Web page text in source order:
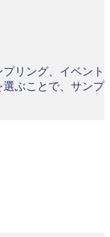
リング、イベント
ぶことで、サンプ